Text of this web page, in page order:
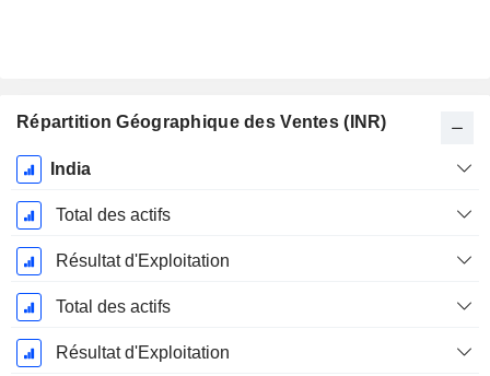
Répartition Géographique des Ventes (INR)
Période
Fiscale:
Mars
India
Total des actifs
Résultat d'Exploitation
Total des actifs
Résultat d'Exploitation